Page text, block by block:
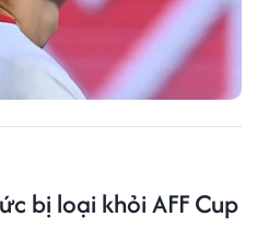
bị loại khỏi AFF Cup